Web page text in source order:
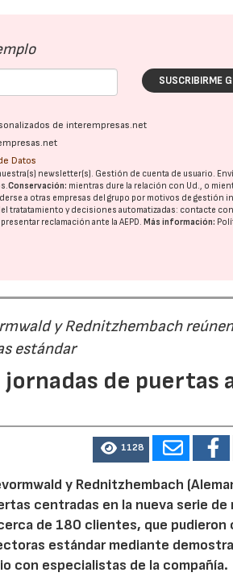
SUSCRIBIRME
de interempresas.net
Datos
newsletter(s). Gestión de cuenta de usuario.
Conservación: mientras dure la relación con Ud., o
a otras empresas del grupo por motivos de gestión
tratatamiento y decisiones automatizadas: contacte
reclamación ante laAEPD. Más información:
y Rednitzhembach
estándar
de puertas
1128
y Rednitzhembach
centradas en la nueva serie
de 180 clientes, que pudieron
estándar mediante
con especialistas de la compañía.